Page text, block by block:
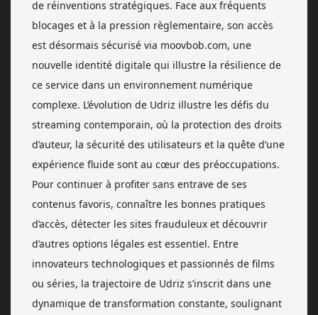
de réinventions stratégiques. Face aux fréquents
blocages et à la pression règlementaire, son accès
est désormais sécurisé via moovbob.com, une
nouvelle identité digitale qui illustre la résilience de
ce service dans un environnement numérique
complexe. L’évolution de Udriz illustre les défis du
streaming contemporain, où la protection des droits
d’auteur, la sécurité des utilisateurs et la quête d’une
expérience fluide sont au cœur des préoccupations.
Pour continuer à profiter sans entrave de ses
contenus favoris, connaître les bonnes pratiques
d’accès, détecter les sites frauduleux et découvrir
d’autres options légales est essentiel. Entre
innovateurs technologiques et passionnés de films
ou séries, la trajectoire de Udriz s’inscrit dans une
dynamique de transformation constante, soulignant